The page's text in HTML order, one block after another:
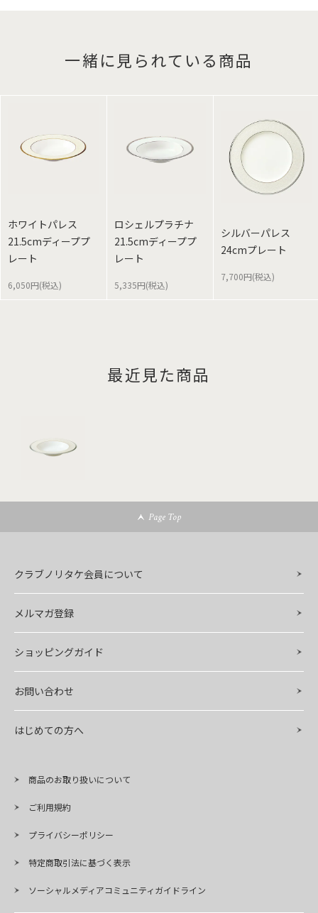
一緒に見られている商品
ホワイトパレス
21.5cmディーププ
レート
6,050円(税込)
ロシェルプラチナ
21.5cmディーププ
レート
5,335円(税込)
シルバーパレス
24cmプレート
7,700円(税込)
最近見た商品
Page Top
クラブノリタケ会員について
メルマガ登録
ショッピングガイド
お問い合わせ
はじめての方へ
商品のお取り扱いについて
ご利用規約
プライバシーポリシー
特定商取引法に基づく表示
ソーシャルメディアコミュニティガイドライン